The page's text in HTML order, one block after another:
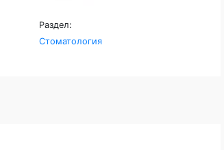
Раздел:
Стоматология